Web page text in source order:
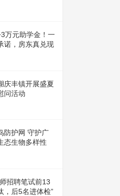
万元助学金！一
诺，房东真兑现
庆丰镇开展盛夏
问活动
防护网 守护广
态生物多样性
招聘笔试前13
，后5名进体检”